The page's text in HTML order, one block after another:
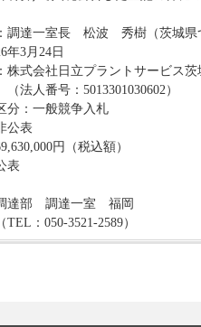
調達一室長 松波 秀樹（茨城県
年3月24日
株式会社日立プラントサービス
号：5013301030602）
分：一般競争入札
公表
円（税込額）
表
達部 調達一室 福岡
3521-2589）